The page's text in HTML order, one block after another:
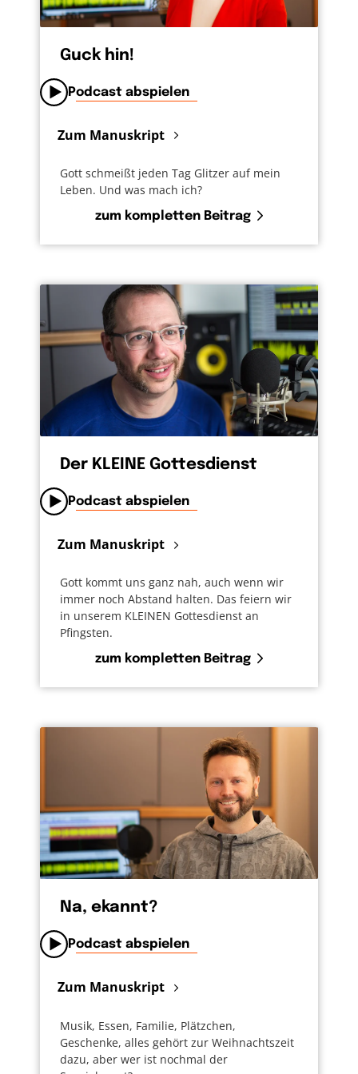
auf, was Jesus uns vorgemacht hat. Vom
Vaterunser, und dem „dein Wille geschehe,
wie im Himmel so auf Erden.“ Himmel auf
Erden, ja den gibt’s jetzt schon manchmal.
Gerade im größten Chaos.
Guck hin!
Podcast abspielen
Zum Manuskript
Gott schmeißt jeden Tag Glitzer auf mein
Leben. Und was mach ich?
zum kompletten Beitrag
Der KLEINE Gottesdienst
Podcast abspielen
Zum Manuskript
Gott kommt uns ganz nah, auch wenn wir
immer noch Abstand halten. Das feiern wir
in unserem KLEINEN Gottesdienst an
Pfingsten.
zum kompletten Beitrag
Na, ekannt?
Podcast abspielen
Zum Manuskript
Musik, Essen, Familie, Plätzchen,
Geschenke, alles gehört zur Weihnachtszeit
dazu, aber wer ist nochmal der